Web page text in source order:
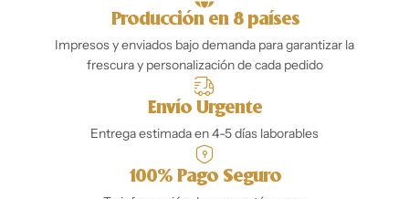
Producción en 8 países
Impresos y enviados bajo demanda para garantizar la
frescura y personalización de cada pedido
Envío Urgente
Entrega estimada en 4-5 días laborables
100% Pago Seguro